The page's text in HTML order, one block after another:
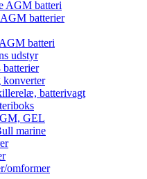
AGM batteri
batterier
batteri
udstyr
konverter
batterivagt
GEL
marine
omformer